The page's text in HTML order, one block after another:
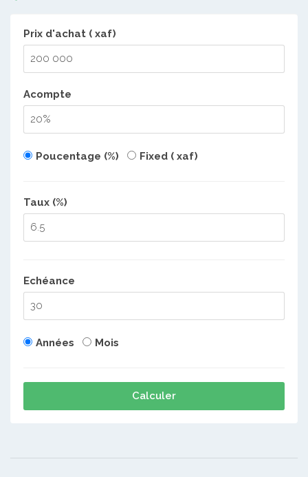
Prix d'achat ( xaf)
Acompte
Poucentage (%) Fixed ( xaf)
Taux (%)
Echéance
Années Mois
Calculer